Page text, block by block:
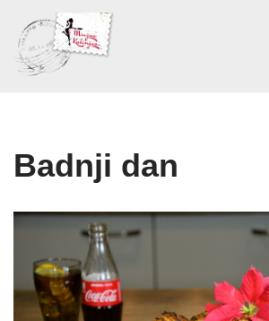
Skoči
na
Badnji dan